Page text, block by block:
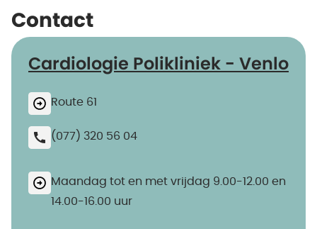
Contact
Cardiologie Polikliniek - Venlo
Route 61
(077) 320 56 04
Maandag tot en met vrijdag 9.00-12.00 en
14.00-16.00 uur